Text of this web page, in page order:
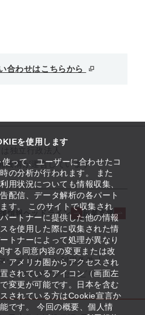
を使用します
って、ユーザーに合わせたコ
の分析が行われます。 また
用状況についても情報収集、
配信、データ解析の各パート
す。 このサイトで収集され
ートナーに提供した他の情報
を使用した際に収集された情
トナーによって処理が異なり
する同意内容の変更または改
アメリカ圏からアクセスされ
されているアイコン（画面左
変更が可能です。日本を含む
されている方はCookie宣言か
です。 今回の概要、個人情
合わせはこちらから
機構が運営しています
情報ヘッドライン
起業支援
ップ
サイト利用条件
ウェブアクセシビリティ